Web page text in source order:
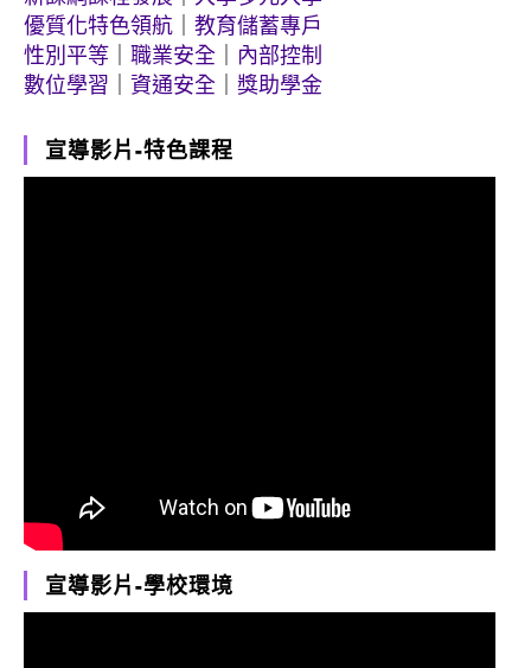
優質化特色領航
教育儲蓄專戶
性別平等
職業安全
內部控制
數位學習
資通安全 獎助學金
宣導影片-特色課程
宣導影片-學校環境